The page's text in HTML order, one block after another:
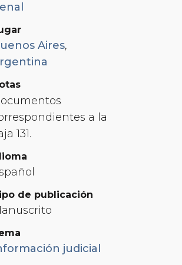
Aires,
a la
131.
de publicación
judicial